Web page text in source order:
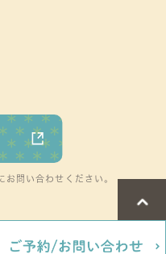
問い合わせください。